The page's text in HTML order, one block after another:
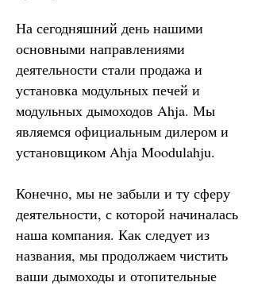
На сегодняшний день нашими
основными направлениями
деятельности стали продажа и
установка модульных печей и
модульных дымоходов Ahja. Мы
являемся официальным дилером и
установщиком Ahja Moodulahju.
Конечно, мы не забыли и ту сферу
деятельности, с которой начиналась
наша компания. Как следует из
названия, мы продолжаем чистить
ваши дымоходы и отопительные